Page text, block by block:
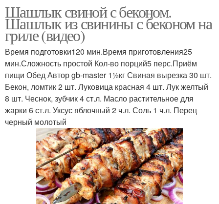
Шашлык свиной с беконом.
Шашлык из свинины с беконом на
гриле (видео)
Время подготовки120 мин.Время приготовления25
мин.Сложность простой Кол-во порций5 перс.Приём
пищи Обед Автор gb-master 11⁄2кг Свиная вырезка 30 шт.
Бекон, ломтик 2 шт. Луковица красная 4 шт. Лук желтый
8 шт. Чеснок, зубчик 4 ст.л. Масло растительное для
жарки 6 ст.л. Уксус яблочный 2 ч.л. Соль 1 ч.л. Перец
черный молотый